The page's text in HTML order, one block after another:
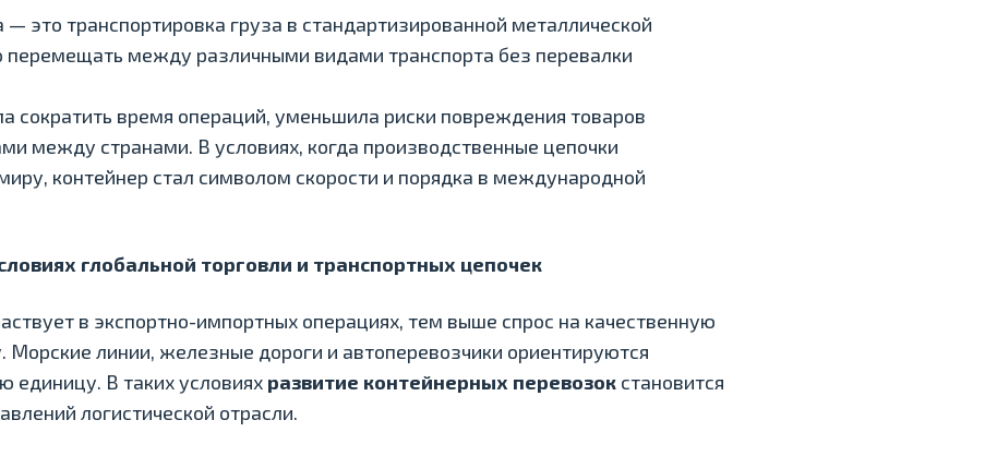
это транспортировка груза в стандартизированной металлической
между различными видами транспорта без перевалки
сократить время операций, уменьшила риски повреждения товаров
между странами. В условиях, когда производственные цепочки
контейнер стал символом скорости и порядка в международной
глобальной торговли и транспортных цепочек
в экспортно-импортных операциях, тем выше спрос на качественную
Морские линии, железные дороги и автоперевозчики ориентируются
единицу. В таких условиях развитие контейнерных перевозок становится
логистической отрасли.